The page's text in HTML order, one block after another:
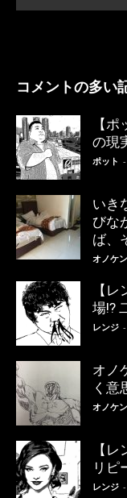
コメントの多い
【
の現
ポット -
いき
びな
ば、
オノケン
【
場!?
レンジ -
オノ
く意
オノケン
【
リピ
レンジ -